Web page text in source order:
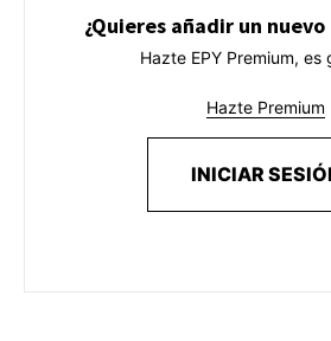
¿Quieres añadir un
Hazte EPY Premium, es
Hazte Premium
INICIAR